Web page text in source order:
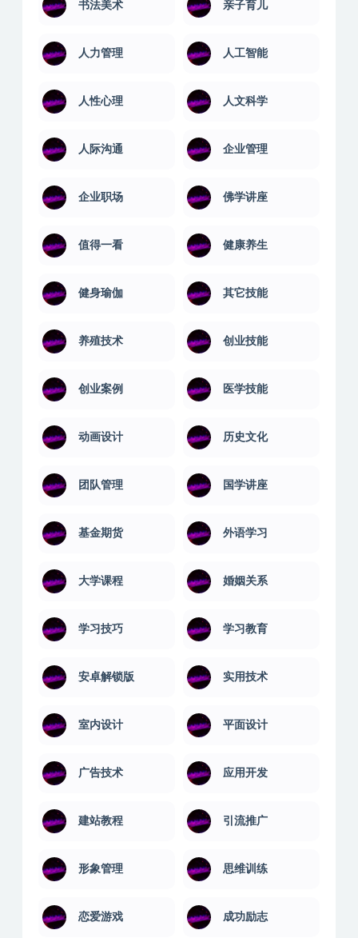
书法美术 亲子育儿
人力管理 人工智能
人性心理 人文科学
人际沟通 企业管理
企业职场 佛学讲座
值得一看 健康养生
健身瑜伽 其它技能
养殖技术 创业技能
创业案例 医学技能
动画设计 历史文化
团队管理 国学讲座
基金期货 外语学习
大学课程 婚姻关系
学习技巧 学习教育
安卓解锁版 实用技术
室内设计 平面设计
广告技术 应用开发
建站教程 引流推广
形象管理 思维训练
恋爱游戏 成功励志